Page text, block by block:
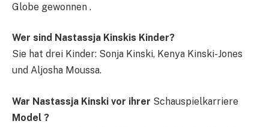
Globe gewonnen .
Wer sind Nastassja Kinskis Kinder?
Sie hat drei Kinder: Sonja Kinski, Kenya Kinski-Jones
und Aljosha Moussa.
War Nastassja Kinski vor ihrer Schauspielkarriere
Model ?